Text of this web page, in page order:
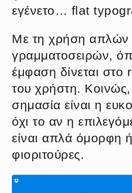
εγένετο… flat
Με τη χρήση απλών
γραμματοσειρών,
έμφαση δίνεται
του χρήστη.
σημασία είναι η
όχι το αν η
είναι απλά όμορφη ή
φιοριτούρες.